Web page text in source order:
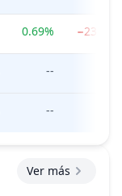
0.69% −23.68%
--
--
Ver más